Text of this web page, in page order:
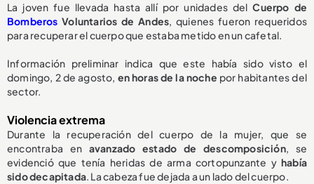
La joven fue llevada hasta allí por unidades delCuerpo de
Bomberos Voluntarios de Andes, quienes fueron requeridos
para recuperar el cuerpo que estaba metido en un cafetal.
Información preliminar indica que este había sido visto el
domingo, 2 de agosto, en horas de la noche por habitantes del
sector.
Violencia extrema
Durante la recuperación del cuerpo de la mujer, que se
encontraba en avanzado estado de descomposición, se
evidenció que tenía heridas de arma cortopunzante y había
sido decapitada. La cabeza fue dejada a un lado del cuerpo.